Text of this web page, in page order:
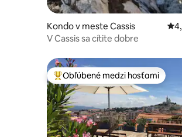
Kondo v meste Cassis
V Cassis sa cítite dobre
Najobľúbenejšie medzi hosťami
Obľúbené medzi hosťami